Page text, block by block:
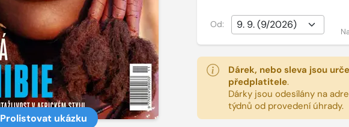
Prolistovat ukázku
Od:
Dárek, nebo sleva jsou
předplatitele.
Dárky jsou odesílány na
týdnů od provedení úhrady.